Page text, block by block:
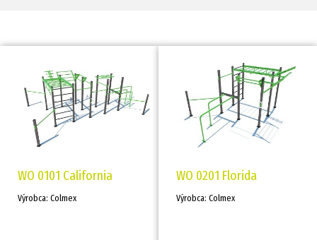
WO 0101 California
Výrobca: Colmex
WO 0201 Florida
Výrobca: Colmex